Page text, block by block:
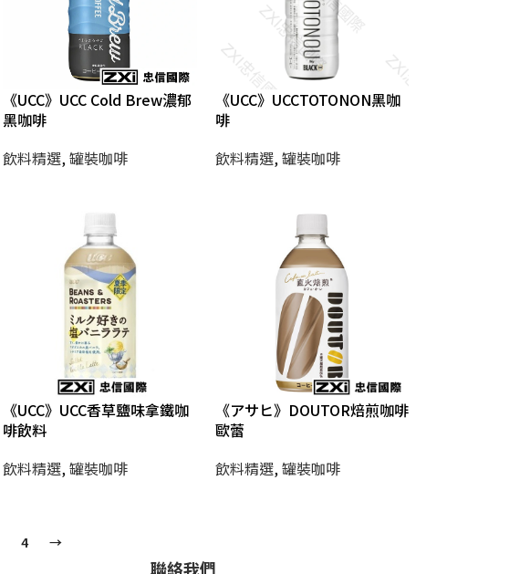
《UCC》UCC Cold Brew濃郁
黑咖啡
飲料精選,罐裝咖啡
《UCC》UCCTOTONON黑咖
啡
飲料精選,罐裝咖啡
《UCC》UCC香草鹽味拿鐵咖
啡飲料
飲料精選,罐裝咖啡
《アサヒ》DOUTOR焙煎咖啡
歐蕾
飲料精選,罐裝咖啡
4 →
聯絡我們